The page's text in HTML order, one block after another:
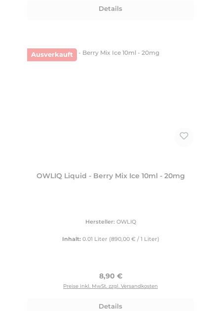
Details
Ausverkauft
OWLIQ Liquid - Berry Mix Ice 10ml - 20mg
Hersteller: OWLIQ
Inhalt: 0.01 Liter (890,00 € / 1 Liter)
Regulärer Preis:
8,90 €
Preise inkl. MwSt. zzgl. Versandkosten
Details